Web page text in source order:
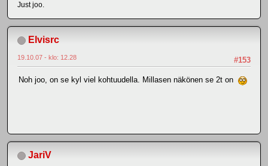
Just joo.
Elvisrc
#153
19.10.07 - klo: 12.28
Noh joo, on se kyl viel kohtuudella. Millasen näkönen se 2t on
JariV